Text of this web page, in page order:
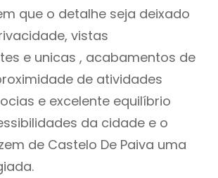
que o detalhe seja deixado
vistas
e unicas , acabamentos de
de atividades
e excelente equilíbrio
da cidade e o
de Castelo De Paiva uma